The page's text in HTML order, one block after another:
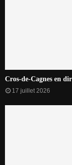
Cros-de-Cagnes en
17 juillet 2026